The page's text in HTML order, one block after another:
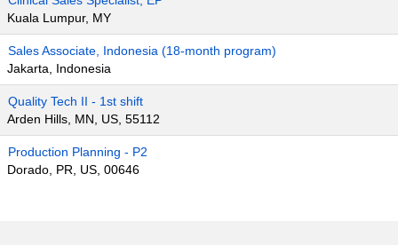
Kuala Lumpur, MY
Sales Associate, Indonesia (18-month program)
Jakarta, Indonesia
Quality Tech II - 1st shift
Arden Hills, MN, US, 55112
Production Planning - P2
Dorado, PR, US, 00646